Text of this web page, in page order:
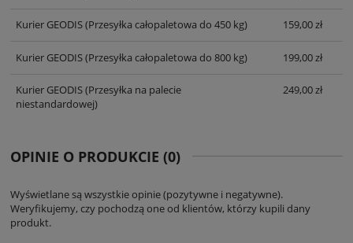
Kurier GEODIS(Przesyłka całopaletowa do 450 kg) 159,00 zł
Kurier GEODIS(Przesyłka całopaletowa do 800 kg) 199,00 zł
Kurier GEODIS(Przesyłka na palecie
niestandardowej)
249,00 zł
OPINIE O PRODUKCIE (0)
Wyświetlane są wszystkie opinie (pozytywne i negatywne).
Weryfikujemy, czy pochodzą one od klientów, którzy kupili dany
produkt.